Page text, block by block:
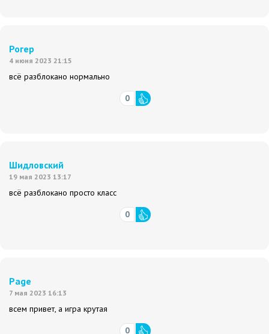
Рогер
4 июня 2023 21:15
всё разблокано нормально
0
Шидловский
19 мая 2023 13:17
всё разблокано просто класс
0
Page
7 мая 2023 16:13
всем привет, а игра крутая
0